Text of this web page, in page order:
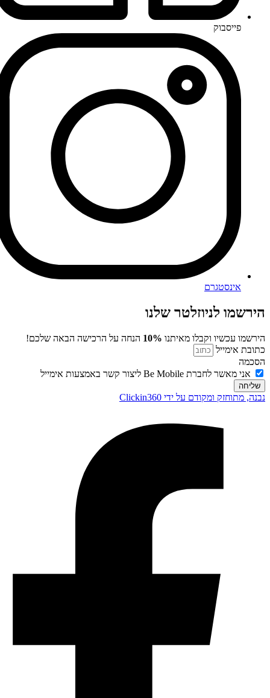
פייסבוק
אינסטגרם
הירשמו לניוזלטר שלנו
הירשמו עכשיו וקבלו מאיתנו10% הנחה על הרכישה הבאה שלכם!
כתובת אימייל
הסכמה
אני מאשר לחברת Be Mobile ליצור קשר באמצעות אימייל
שליחה
נבנה, מתוחזק ומקודם על ידי Clickin360